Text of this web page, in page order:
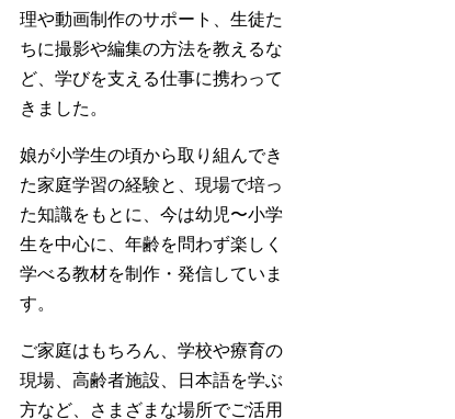
理や動画制作のサポート、生徒た
ちに撮影や編集の方法を教えるな
ど、学びを支える仕事に携わって
きました。
娘が小学生の頃から取り組んでき
た家庭学習の経験と、現場で培っ
た知識をもとに、今は幼児〜小学
生を中心に、年齢を問わず楽しく
学べる教材を制作・発信していま
す。
ご家庭はもちろん、学校や療育の
現場、高齢者施設、日本語を学ぶ
方など、さまざまな場所でご活用